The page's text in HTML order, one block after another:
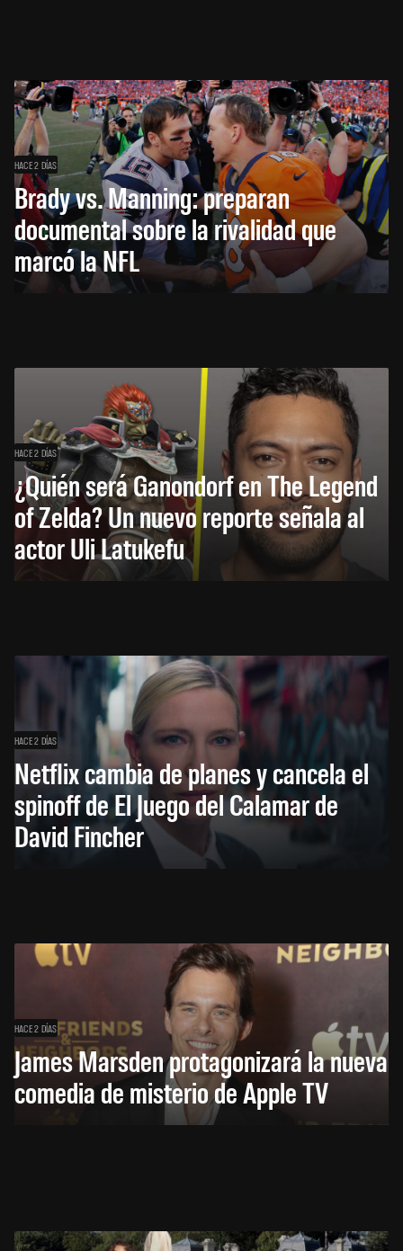
HACE 2 DÍAS
Brady vs. Manning: preparan
documental sobre la rivalidad que
marcó la NFL
HACE 2 DÍAS
¿Quién será Ganondorf en The Legend
of Zelda? Un nuevo reporte señala al
actor Uli Latukefu
HACE 2 DÍAS
Netflix cambia de planes y cancela el
spinoff de El Juego del Calamar de
David Fincher
HACE 2 DÍAS
James Marsden protagonizará la nueva
comedia de misterio de Apple TV